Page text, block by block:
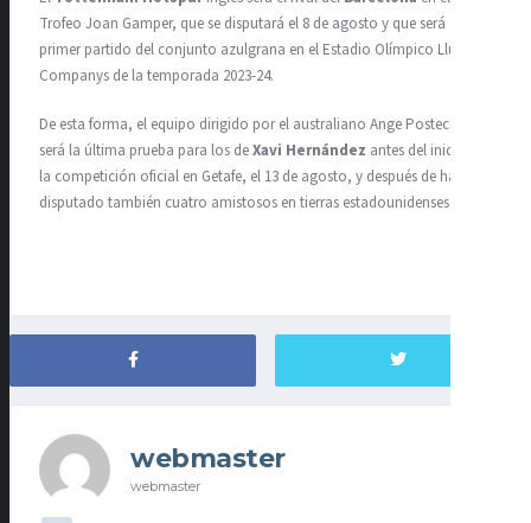
Trofeo Joan Gamper, que se disputará el 8 de agosto y que será el
primer partido del conjunto azulgrana en el Estadio Olímpico Lluís
Companys de la temporada 2023-24.
De esta forma, el equipo dirigido por el australiano Ange Postecoglou
será la última prueba para los deXavi Hernández antes del inicio de
la competición oficial en Getafe, el 13 de agosto, y después de haber
disputado también cuatro amistosos en tierras estadounidenses.
webmaster
webmaster